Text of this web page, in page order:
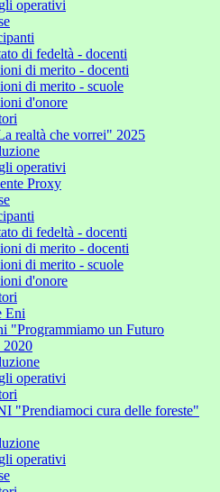
operativi
di fedeltà - docenti
di merito - docenti
di merito - scuole
d'onore
realtà che vorrei" 2025
operativi
Proxy
di fedeltà - docenti
di merito - docenti
di merito - scuole
d'onore
Eni
"Programmiamo un Futuro
2020
operativi
"Prendiamoci cura delle foreste"
operativi